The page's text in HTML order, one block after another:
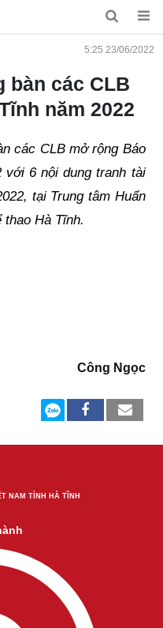
5:25 23/06/2022
bàn các CLB
năm 2022
các CLB mở rộng Báo
với 6 nội dung tranh tài
tại Trung tâm Huấn
thao Hà Tĩnh.
Công Ngọc
NAM TỈNH HÀ TĨNH